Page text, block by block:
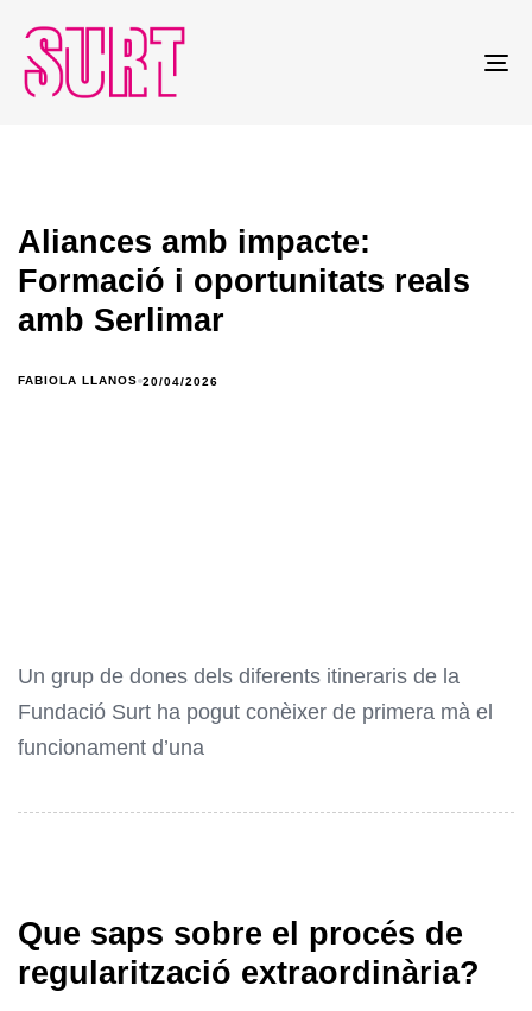
Aliances amb impacte:
Formació i oportunitats reals
amb Serlimar
FABIOLA LLANOS 20/04/2026
Un grup de dones dels diferents itineraris de la
Fundació Surt ha pogut conèixer de primera mà el
funcionament d’una
Que saps sobre el procés de
regularització extraordinària?